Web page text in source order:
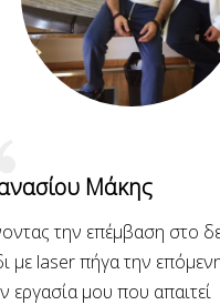
Μάκης
την επέμβαση στο
με laser πήγα την
εργασία μου που απαιτεί